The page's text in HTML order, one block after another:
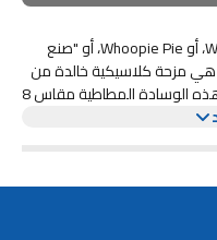
لا ينبغي الخلط بينه وبين Whoopi Goldberg، أو Whoopie Pie، أو "صنع
الوسادة مقاس 8 بوصات هي مزحة كلاسيكية خالدة من
المؤكد أنها ستثير الضحك! من المؤكد أن هذه الوسادة المطاطية مقاس 8